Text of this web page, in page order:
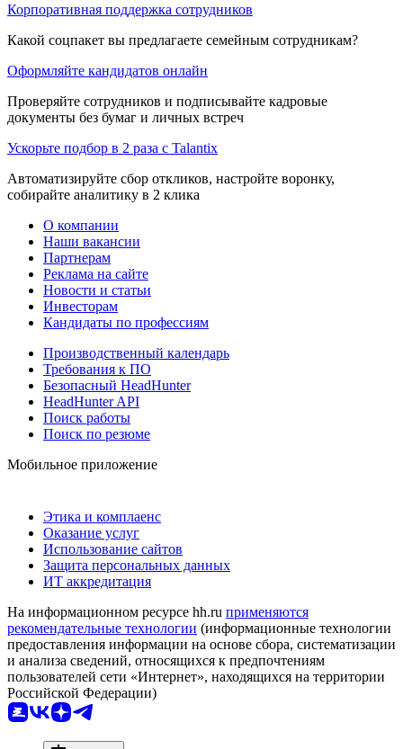
Корпоративная поддержка сотрудников
Какой соцпакет вы предлагаете семейным сотрудникам?
Оформляйте кандидатов онлайн
Проверяйте сотрудников и подписывайте кадровые
документы без бумаг и личных встреч
Ускорьте подбор в 2 раза с Talantix
Автоматизируйте сбор откликов, настройте воронку,
собирайте аналитику в 2 клика
О компании
Наши вакансии
Партнерам
Реклама на сайте
Новости и статьи
Инвесторам
Кандидаты по профессиям
Производственный календарь
Требования к ПО
Безопасный HeadHunter
HeadHunter API
Поиск работы
Поиск по резюме
Мобильное приложение
Этика и комплаенс
Оказание услуг
Использование сайтов
Защита персональных данных
ИТ аккредитация
На информационном ресурсе hh.ru применяются
рекомендательные технологии (информационные технологии
предоставления информации на основе сбора, систематизации
и анализа сведений, относящихся к предпочтениям
пользователей сети «Интернет», находящихся на территории
Российской Федерации)